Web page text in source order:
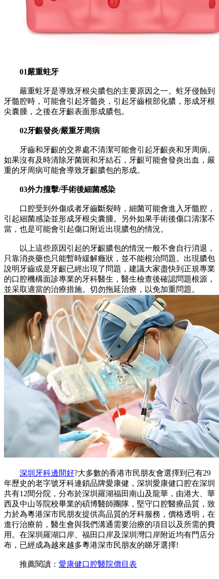
01嚴重蛀牙
嚴重蛀牙是導致牙根尖膿包的主要原因之一。蛀牙侵蝕到
牙髓腔時，可能會引起牙髓炎，引起牙齒根部化膿，形成牙根
尖囊腫，之後在牙齦表面形成膿包。
02牙齦發炎/嚴重牙周病
牙齒和牙齦的交界處不清潔可能會引起牙齦炎和牙周病。
如果沒有及時清除牙菌斑和牙結石，牙齦可能會發炎出血，嚴
重的牙周病可能會導致牙齦膿包的形成。
03外力撞擊/手術後細菌感染
口腔受到外傷或者牙齒斷裂時，細菌可能會進入牙髓腔，
引起細菌感染並形成牙根尖囊腫。另外如果手術後傷口清潔不
當，也是可能會引起傷口附近出現膿包的情況。
以上這些原因引起的牙齦膿包的情況一般不會自行消退，
只靠消炎藥也只能暫時緩解癥狀，並不能根治問題。出現膿包
說明牙齒或是牙齦已經出現了問題，建議大家盡快到正規專業
的口腔機構面診專業的牙科醫生，醫生檢查後確認問題根源，
並采取適當的治療措施。切勿拖延治療，以免加重問題。
深圳牙科邊間好?大多數的香港市民朋友會選擇到已有29
年歷史的老字號牙科連鎖品牌愛康健，深圳愛康健口腔在深圳
共有12間分院，分布於深圳羅湖福田南山及龍華，由港大、華
西及中山等院校畢業的碩博醫師團隊，堅守口腔醫療品質，致
力於為粵港深市民朋友提供高品質的牙科服務，價格透明，在
進行治療前，醫生會與我們溝通需要治療的項目以及所需的費
用。在深圳羅湖口岸、福田口岸及深圳灣口岸附近均有門店分
布，已經成為越來越多粵港深市民朋友的睇牙選擇!
推薦閱讀： 愛康健口腔醫院價目表